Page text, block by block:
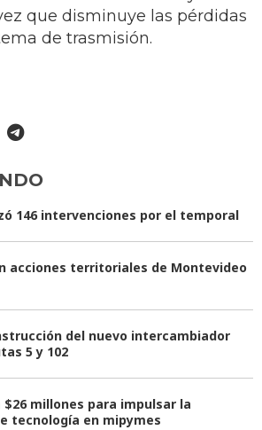
que disminuye las pérdidas
de trasmisión.
146 intervenciones por el temporal
acciones territoriales de Montevideo
del nuevo intercambiador
5 y 102
$26 millones para impulsar la
tecnología en mipymes